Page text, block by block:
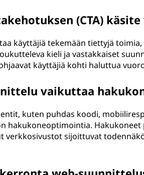
(CTA)
käyttäjiä tekemään tiettyjä
kieli ja vastakkaiset
käyttäjiä kohti haluttua
vaikuttaa
kuten puhdas koodi,
hakukoneoptimointia.
verkkosivustot sijoittuvat